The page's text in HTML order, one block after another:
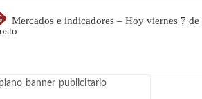
Mercados e indicadores – Hoy viernes 7 de